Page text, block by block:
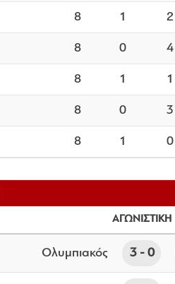
8 1 2
8 0 4
8 1 1
8 0 3
8 1 0
ΑΓΩΝΙΣΤΙΚΗ
3 0
Ολυμπιακός